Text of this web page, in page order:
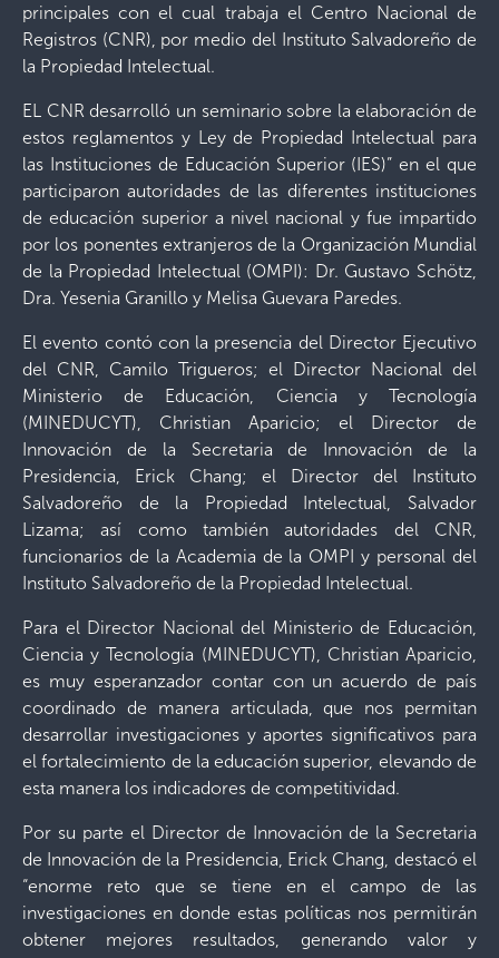
principales con el cual trabaja el Centro Nacional de
Registros (CNR), por medio del Instituto Salvadoreño de
la Propiedad Intelectual.
EL CNR desarrolló un seminario sobre la elaboración de
estos reglamentos y Ley de Propiedad Intelectual para
las Instituciones de Educación Superior (IES)” en el que
participaron autoridades de las diferentes instituciones
de educación superior a nivel nacional y fue impartido
por los ponentes extranjeros de la Organización Mundial
de la Propiedad Intelectual (OMPI): Dr. Gustavo Schötz,
Dra. Yesenia Granillo y Melisa Guevara Paredes.
El evento contó con la presencia del Director Ejecutivo
del CNR, Camilo Trigueros; el Director Nacional del
Ministerio de Educación, Ciencia y Tecnología
(MINEDUCYT), Christian Aparicio; el Director de
Innovación de la Secretaria de Innovación de la
Presidencia, Erick Chang; el Director del Instituto
Salvadoreño de la Propiedad Intelectual, Salvador
Lizama; así como también autoridades del CNR,
funcionarios de la Academia de la OMPI y personal del
Instituto Salvadoreño de la Propiedad Intelectual.
Para el Director Nacional del Ministerio de Educación,
Ciencia y Tecnología (MINEDUCYT), Christian Aparicio,
es muy esperanzador contar con un acuerdo de país
coordinado de manera articulada, que nos permitan
desarrollar investigaciones y aportes significativos para
el fortalecimiento de la educación superior, elevando de
esta manera los indicadores de competitividad.
Por su parte el Director de Innovación de la Secretaria
de Innovación de la Presidencia, Erick Chang, destacó el
“enorme reto que se tiene en el campo de las
investigaciones en donde estas políticas nos permitirán
obtener mejores resultados, generando valor y